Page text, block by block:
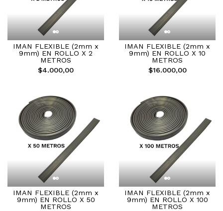
IMAN FLEXIBLE (2mm x
9mm) EN ROLLO X 2
METROS
$4.000,00
IMAN FLEXIBLE (2mm x
9mm) EN ROLLO X 10
METROS
$16.000,00
IMAN FLEXIBLE (2mm x
9mm) EN ROLLO X 50
METROS
IMAN FLEXIBLE (2mm x
9mm) EN ROLLO X 100
METROS